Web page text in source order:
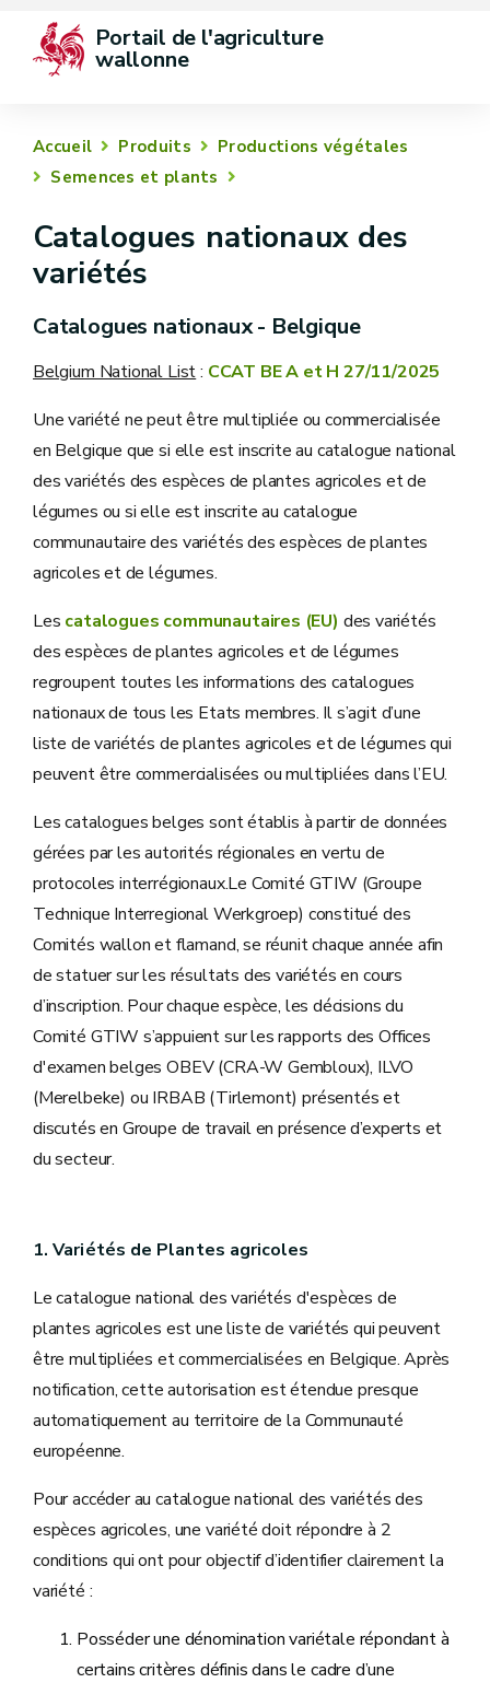
Portail de l'agriculture
wallonne
Accueil Produits
Productions végétales
Semences et plants
Catalogues nationaux des
variétés
Catalogues nationaux - Belgique
Belgium National List: CCAT BE A et H 27/11/2025
Une variété ne peut être multipliée ou commercialisée
en Belgique que si elle est inscrite au catalogue national
des variétés des espèces de plantes agricoles et de
légumes ou si elle est inscrite au catalogue
communautaire des variétés des espèces de plantes
agricoles et de légumes.
Les catalogues communautaires (EU) des variétés
des espèces de plantes agricoles et de légumes
regroupent toutes les informations des catalogues
nationaux de tous les Etats membres. Il s’agit d’une
liste de variétés de plantes agricoles et de légumes qui
peuvent être commercialisées ou multipliées dans l’EU.
Les catalogues belges sont établis à partir de données
gérées par les autorités régionales en vertu de
protocoles interrégionaux.Le Comité GTIW (Groupe
Technique Interregional Werkgroep) constitué des
Comités wallon et flamand, se réunit chaque année afin
de statuer sur les résultats des variétés en cours
d’inscription. Pour chaque espèce, les décisions du
Comité GTIW s’appuient sur les rapports des Offices
d'examen belges OBEV (CRA-W Gembloux), ILVO
(Merelbeke) ou IRBAB (Tirlemont) présentés et
discutés en Groupe de travail en présence d’experts et
du secteur.
1. Variétés de Plantes agricoles
Le catalogue national des variétés d'espèces de
plantes agricoles est une liste de variétés qui peuvent
être multipliées et commercialisées en Belgique. Après
notification, cette autorisation est étendue presque
automatiquement au territoire de la Communauté
européenne.
Pour accéder au catalogue national des variétés des
espèces agricoles, une variété doit répondre à 2
conditions qui ont pour objectif d’identifier clairement la
variété :
Posséder une dénomination variétale répondant à
certains critères définis dans le cadre d’une